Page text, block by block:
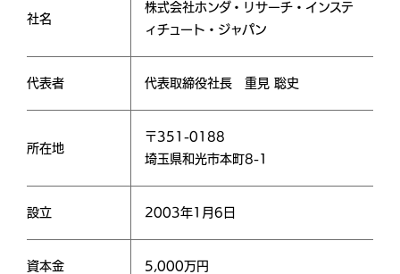
社名
株式会社ホンダ・リサーチ・インステ
ィチュート・ジャパン
代表者 代表取締役社長 重見 聡史
所在地
〒351-0188
埼玉県和光市本町8-1
設立 2003年1月6日
資本金 5,000万円